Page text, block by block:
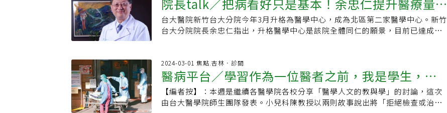
覽專題&gt;&gt;慢病好日子主題圈 📍觀看影音&gt;&gt;慢病好日子YouTube 📍專
屬訂閱&gt;&gt;慢病好日子電子報 📍追蹤加入&gt;&gt;慢病好日子-一起最愛問粉
絲團
（菜瓜布肺） 慢病好日子邀請病友及家屬加入社團，在這不但能了解其他病友罹
病經驗、生活小撇步，還能提出問題，也會不定期提供醫療知識，讓我們一起勇
敢面對疾病，與肺纖維化共存！【慢病好日子】糖友早上出門太匆忙，不吃早餐
&gt;&gt;慢病好日子主題圈 📍觀看影音&gt;&gt;慢病好日子YouTube 📍專屬訂閱
&gt;&gt;慢病好日子電子報 📍追蹤加入&gt;&gt;慢病好日子-一起最愛問粉絲團
等。如果是聽診做診斷，對於肺纖維化病患，醫師聽診時很常聽到「囉音」
（crackles），有人說，這像水泡破掉的聲音，也有人形容像魔鬼氈被撕開的聲
音。如果是肺阻塞，聽診聲音分兩種，若呼吸道狹窄、阻塞，便容易產生「喘鳴
聲」（wheezes），有點像氣喘發作的聲音，當肺泡出了問題，呼吸聲就會比較
超過三星期，到基層診所看診、用藥兩、三次都沒有改善，建議一定要到大醫院
接受詳細檢查，才能找到真正原因、及早用藥。【慢病主題館】名家專欄台灣胸
腔暨重症加護醫學會台灣胸腔暨重症加護醫學會關心肺部疾病醫療照護最新資
訊，並持續關注全球新興疫情，結合國內外胸腔病科醫師，致力提高胸腔疾病暨
院長talk／把病看好只是基本！余忠仁提升醫療量
能，讓醫院成守護民眾健康的護國神山
台大醫院新竹台大分院今年3月升格為醫學中心，成為北區第二家醫學中心。新竹
台大分院院長余忠仁指出，升格醫學中心是該院全體同仁的願景，目前已達成階
山」。衛生署立新竹醫院於2011年7月改制為台大醫院新竹分院，肩負「提供急
重症醫療服務，滿足在地民眾醫療需求」的使命；2021年1月1日，台大醫院將新
竹分院、生醫園區分院、竹東分院三家分院正式整併，成為「新竹台大分院」。
養生秘訣/ 靜心不急躁 重訓健身減壓作為醫院管理者，余忠仁在工作上講求實事
求是，他強調一定要找出問題，務實分析並求得解方，但凡事保持靜心，絕對不
2024-03-01 焦點.杏林．診間
醫病平台／學習作為一位醫者之前，我是學生，也
是民眾
【編者按】：本週是繼續各醫學院各校分享「醫學人文的教與學」的討論，這次
由台大醫學院師生團隊發表。小兒科陳教授以兩則故事說出將「拒絕檢查或治